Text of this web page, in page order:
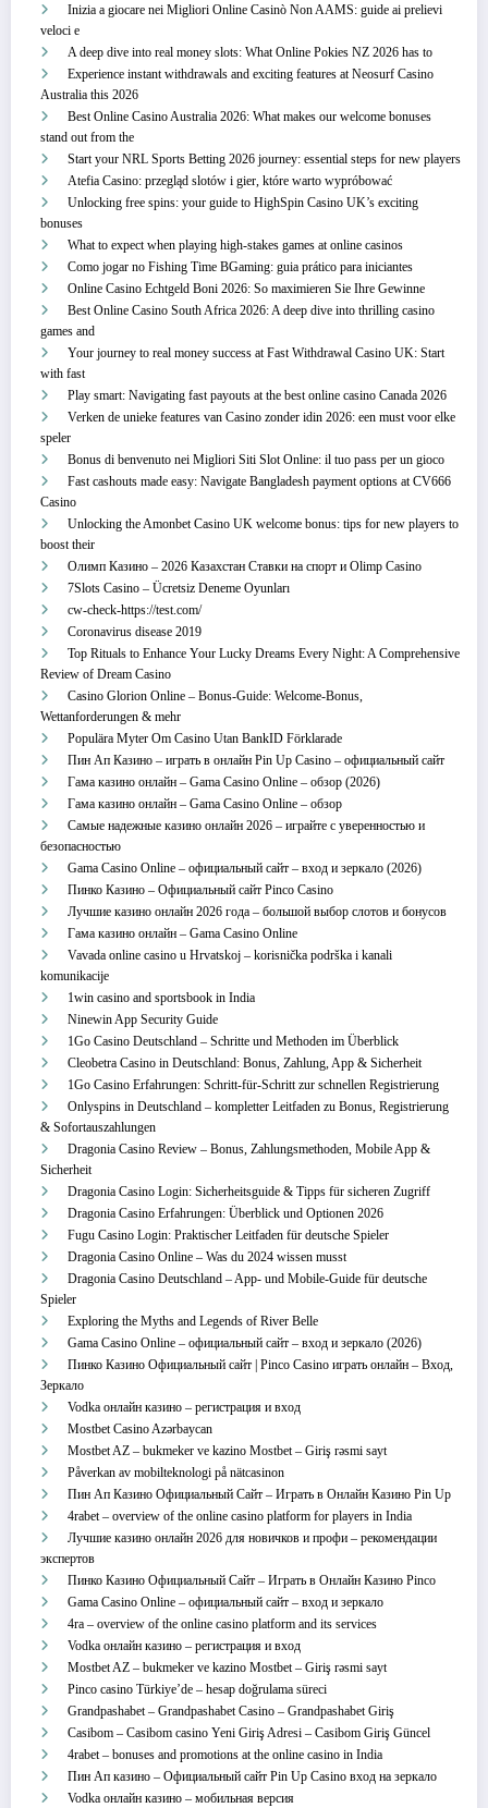
Inizia a giocare nei Migliori Online Casinò Non AAMS: guide ai prelievi
veloci e
A deep dive into real money slots: What Online Pokies NZ 2026 has to
Experience instant withdrawals and exciting features at Neosurf Casino
Australia this 2026
Best Online Casino Australia 2026: What makes our welcome bonuses
stand out from the
Start your NRL Sports Betting 2026 journey: essential steps for new players
Atefia Casino: przegląd slotów i gier, które warto wypróbować
Unlocking free spins: your guide to HighSpin Casino UK’s exciting
bonuses
What to expect when playing high-stakes games at online casinos
Como jogar no Fishing Time BGaming: guia prático para iniciantes
Online Casino Echtgeld Boni 2026: So maximieren Sie Ihre Gewinne
Best Online Casino South Africa 2026: A deep dive into thrilling casino
games and
Your journey to real money success at Fast Withdrawal Casino UK: Start
with fast
Play smart: Navigating fast payouts at the best online casino Canada 2026
Verken de unieke features van Casino zonder idin 2026: een must voor elke
speler
Bonus di benvenuto nei Migliori Siti Slot Online: il tuo pass per un gioco
Fast cashouts made easy: Navigate Bangladesh payment options at CV666
Casino
Unlocking the Amonbet Casino UK welcome bonus: tips for new players to
boost their
Олимп Казино – 2026 Казахстан Ставки на спорт и Olimp Casino
7Slots Casino – Ücretsiz Deneme Oyunları
cw-check-https://test.com/
Coronavirus disease 2019
Top Rituals to Enhance Your Lucky Dreams Every Night: A Comprehensive
Review of Dream Casino
Casino Glorion Online – Bonus‑Guide: Welcome‑Bonus,
Wettanforderungen & mehr
Populära Myter Om Casino Utan BankID Förklarade
Пин Ап Казино – играть в онлайн Pin Up Casino – официальный сайт
Гама казино онлайн – Gama Casino Online – обзор (2026)
Гама казино онлайн – Gama Casino Online – обзор
Самые надежные казино онлайн 2026 – играйте с уверенностью и
безопасностью
Gama Casino Online – официальный сайт – вход и зеркало (2026)
Пинко Казино – Официальный сайт Pinco Casino
Лучшие казино онлайн 2026 года – большой выбор слотов и бонусов
Гама казино онлайн – Gama Casino Online
Vavada online casino u Hrvatskoj – korisnička podrška i kanali
komunikacije
1win casino and sportsbook in India
Ninewin App Security Guide
1Go Casino Deutschland – Schritte und Methoden im Überblick
Cleobetra Casino in Deutschland: Bonus, Zahlung, App & Sicherheit
1Go Casino Erfahrungen: Schritt‑für‑Schritt zur schnellen Registrierung
Onlyspins in Deutschland – kompletter Leitfaden zu Bonus, Registrierung
& Sofortauszahlungen
Dragonia Casino Review – Bonus, Zahlungsmethoden, Mobile App &
Sicherheit
Dragonia Casino Login: Sicherheitsguide & Tipps für sicheren Zugriff
Dragonia Casino Erfahrungen: Überblick und Optionen 2026
Fugu Casino Login: Praktischer Leitfaden für deutsche Spieler
Dragonia Casino Online – Was du 2024 wissen musst
Dragonia Casino Deutschland – App‑ und Mobile‑Guide für deutsche
Spieler
Exploring the Myths and Legends of River Belle
Gama Casino Online – официальный сайт – вход и зеркало (2026)
Пинко Казино Официальный сайт | Pinco Casino играть онлайн – Вход,
Зеркало
Vodka онлайн казино – регистрация и вход
Mostbet Casino Azərbaycan
Mostbet AZ – bukmeker ve kazino Mostbet – Giriş rəsmi sayt
Påverkan av mobilteknologi på nätcasinon
Пин Ап Казино Официальный Сайт – Играть в Онлайн Казино Pin Up
4rabet – overview of the online casino platform for players in India
Лучшие казино онлайн 2026 для новичков и профи – рекомендации
экспертов
Пинко Казино Официальный Сайт – Играть в Онлайн Казино Pinco
Gama Casino Online – официальный сайт – вход и зеркало
4ra – overview of the online casino platform and its services
Vodka онлайн казино – регистрация и вход
Mostbet AZ – bukmeker ve kazino Mostbet – Giriş rəsmi sayt
Pinco casino Türkiye’de – hesap doğrulama süreci
Grandpashabet – Grandpashabet Casino – Grandpashabet Giriş
Casibom – Casibom casino Yeni Giriş Adresi – Casibom Giriş Güncel
4rabet – bonuses and promotions at the online casino in India
Пин Ап казино – Официальный сайт Pin Up Casino вход на зеркало
Vodka онлайн казино – мобильная версия